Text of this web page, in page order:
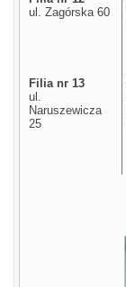
ul. Zagórska 60
Filia nr 13
ul.
Naruszewicza
25